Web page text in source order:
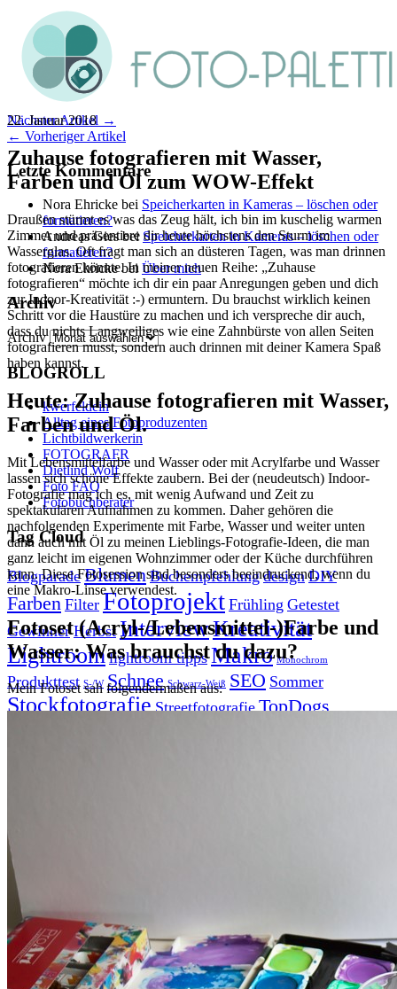
22. Januar 2018
Zuhause fotografieren mit Wasser,
Farben und Öl zum WOW-Effekt
Draußen stürmt es was das Zeug hält, ich bin im kuschelig warmen
Zimmer und präsentiere dir heute höchstens den Sturm im
Wasserglas. Oft fragt man sich an düsteren Tagen, was man drinnen
fotografieren könnte. In meiner neuen Reihe: „Zuhause
fotografieren“ möchte ich dir ein paar Anregungen geben und dich
zur Indoor-Kreativität :-) ermuntern. Du brauchst wirklich keinen
Schritt vor die Haustüre zu machen und ich verspreche dir auch,
dass du nichts Langweiliges wie eine Zahnbürste von allen Seiten
fotografieren musst, sondern auch drinnen mit deiner Kamera Spaß
haben kannst.
Heute: Zuhause fotografieren mit Wasser,
Farben und Öl.
Mit Lebensmittelfarbe und Wasser oder mit Acrylfarbe und Wasser
lassen sich schöne Effekte zaubern. Bei der (neudeutsch) Indoor-
Fotografie mag ich es, mit wenig Aufwand und Zeit zu
spektakulären Aufnahmen zu kommen. Daher gehören die
nachfolgenden Experimente mit Farbe, Wasser und weiter unten
dann auch mit Öl zu meinen Lieblings-Fotografie-Ideen, die man
ganz leicht im eigenen Wohnzimmer oder der Küche durchführen
kann. Diese Fotosession sind besonders beeindruckend, wenn du
eine Makro-Linse verwendest.
Fotoset (Acryl-/Lebensmittel-)Farbe und
Wasser: Was brauchst du dazu?
Mein Fotoset sah folgendermaßen aus:
Nächster Artikel →
← Vorheriger Artikel
Letzte Kommentare
Nora Ehricke bei Speicherkarten in Kameras – löschen oder
formatieren?
Andreas Giesbei Speicherkarten in Kameras – löschen oder
formatieren?
Nora EhrickebeiÜber mich
Archiv
Archiv
BLOGROLL
kwerfeldein
Alltag eines Fotoproduzenten
Lichtbildwerkerin
FOTOGRAFR
Dietlind Wolf
Foto FAQ
Fotobuchberater
Tag Cloud
Blogparade Blumen Buchempfehlung design DIY
Farben Filter Fotoprojekt Frühling Getestet
Gewinner Herbst InterviewKreativität
Lightroom lightroom tipps Makro Monochrom
Produkttest S-/W Schnee Schwarz-Weiß SEO Sommer
Stockfotografie Streetfotografie TopDogs
Über mich